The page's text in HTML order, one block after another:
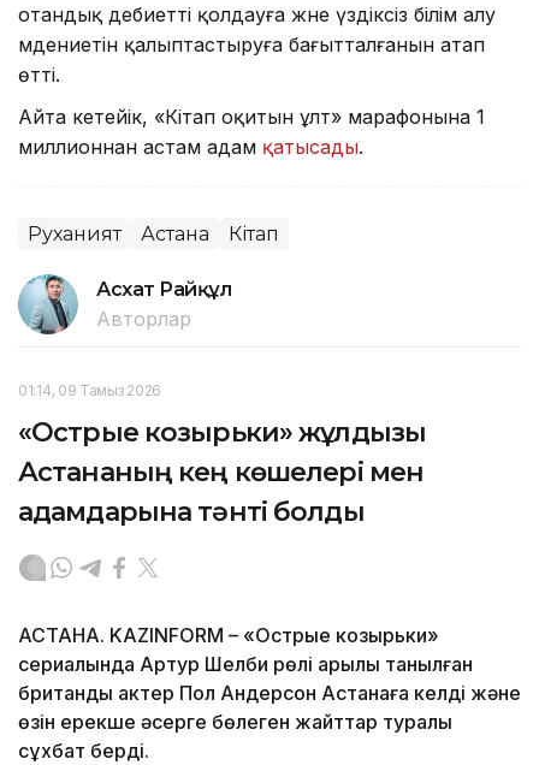
отандық әдебиетті қолдауға және үздіксіз білім алу
мәдениетін қалыптастыруға бағытталғанын атап
өтті.
Айта кетейік, «Кітап оқитын ұлт» марафонына 1
миллионнан астам адам қатысады.
Руханият Астана Кітап
Асхат Райқұл
Авторлар
01:14, 09 Тамыз 2026
«Острые козырьки» жұлдызы
Астананың кең көшелері мен
адамдарына тәнті болды
АСТАНА. KAZINFORM – «Острые козырьки»
сериалында Артур Шелби рөлі арқылы танылған
британдық актер Пол Андерсон Астанаға келді және
өзін ерекше әсерге бөлеген жайттар туралы
сұхбат берді.